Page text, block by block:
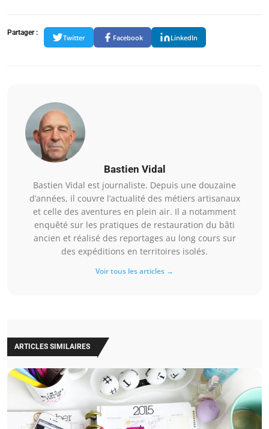
Partager :
Twitter Facebook LinkedIn
Bastien Vidal
Bastien Vidal est journaliste. Depuis une douzaine
d’années, il couvre l’actualité des métiers artisanaux
et celle des aventures en plein air. Il a notamment
enquêté sur les pratiques de restauration du bâti
ancien et réalisé des reportages au long cours sur
des expéditions en territoires isolés.
Voir tous les articles →
ARTICLES SIMILAIRES